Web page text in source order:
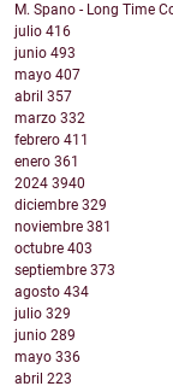
M. Spano - Long Time
julio 416
junio 493
mayo 407
abril 357
marzo 332
febrero 411
enero 361
2024 3940
diciembre 329
noviembre 381
octubre 403
septiembre 373
agosto 434
julio 329
junio 289
mayo 336
abril 223